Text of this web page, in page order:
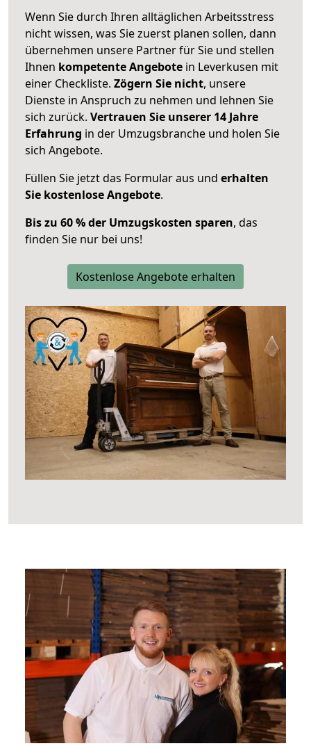
Wenn Sie durch Ihren alltäglichen Arbeitsstress
nicht wissen, was Sie zuerst planen sollen, dann
übernehmen unsere Partner für Sie und stellen
Ihnen kompetente Angebote in Leverkusen mit
einer Checkliste. Zögern Sie nicht, unsere
Dienste in Anspruch zu nehmen und lehnen Sie
sich zurück. Vertrauen Sie unserer 14 Jahre
Erfahrung in der Umzugsbranche und holen Sie
sich Angebote.
Füllen Sie jetzt das Formular aus und erhalten
Sie kostenlose Angebote.
Bis zu 60 % der Umzugskosten sparen, das
finden Sie nur bei uns!
Kostenlose Angebote erhalten